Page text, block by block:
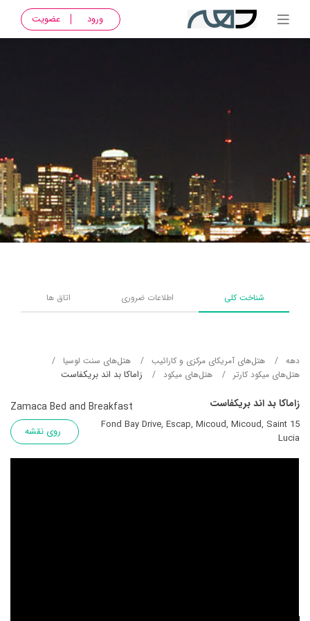
ورود عضویت
شناخت کلی اطلاعات ضروری اتاق ها
دهه هتل‌های آمریکای مرکزی و کارائیب
هتل‌های سنت لوسیا
هتل‌های میکود کارتر
هتل‌های میکود زاماکا بد اند بریکفاست
زاماکا بد اند بریکفاست Zamaca Bed and Breakfast
15 Fond Bay Drive, Escap, Micoud, Micoud, Saint
Lucia
روی نقشه